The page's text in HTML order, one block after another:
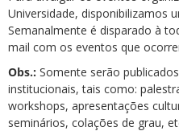
Universidade, disponibilizamos
Semanalmente é disparado à
mail com os eventos que
Obs.: Somente serão
institucionais, tais como:
workshops, apresentações
seminários, colações de grau,